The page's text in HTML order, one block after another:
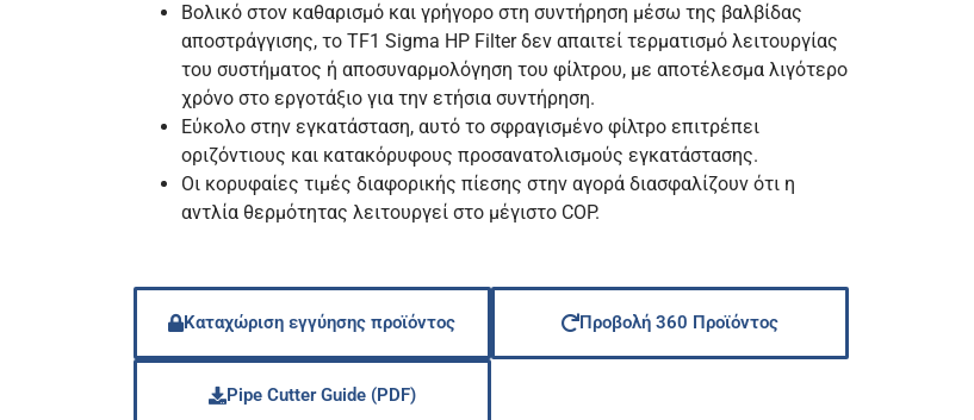
Βολικό στον καθαρισμό και γρήγορο στη συντήρηση μέσω της βαλβίδας
αποστράγγισης, το TF1 Sigma HP Filter δεν απαιτεί τερματισμό λειτουργίας
του συστήματος ή αποσυναρμολόγηση του φίλτρου, με αποτέλεσμα λιγότερο
χρόνο στο εργοτάξιο για την ετήσια συντήρηση.
Εύκολο στην εγκατάσταση, αυτό το σφραγισμένο φίλτρο επιτρέπει
οριζόντιους και κατακόρυφους προσανατολισμούς εγκατάστασης.
Οι κορυφαίες τιμές διαφορικής πίεσης στην αγορά διασφαλίζουν ότι η
αντλία θερμότητας λειτουργεί στο μέγιστο COP.
Καταχώριση εγγύησης προϊόντος Προβολή 360 Προϊόντος
Pipe Cutter Guide (PDF)